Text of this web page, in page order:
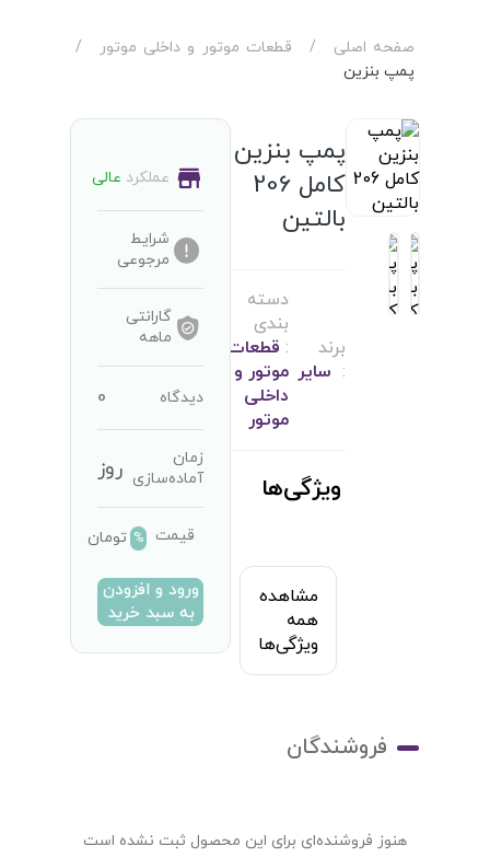
صفحه اصلی / قطعات موتور و داخلی موتور
/
پمپ بنزین
پمپ بنزین
کامل 206
بالتین
برند
: سایر
دسته
بندی
: قطعات
موتور و
داخلی
موتور
ویژگی‌ها
مشاهده
همه
ویژگی‌ها
عملکرد عالی
شرایط
مرجوعی
گارانتی
ماهه
دیدگاه 0
زمان
آماده‌سازی روز
قیمت % تومان
ورود و افزودن
به سبد خرید
فروشندگان
هنوز فروشنده‌ای برای این محصول ثبت نشده است